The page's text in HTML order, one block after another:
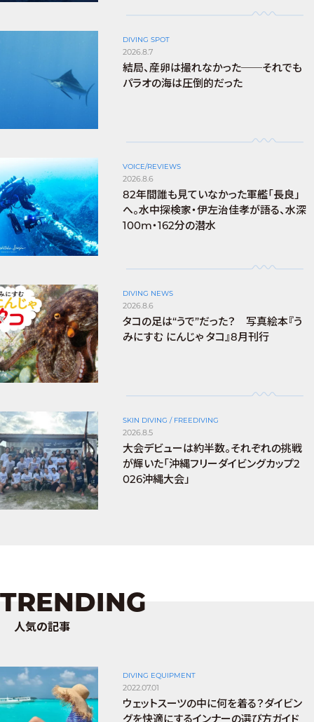
DIVING SPOT
2026.8.7
結局、産卵は撮れなかった──それでも
パラオの海は圧倒的だった
VOICE/REVIEWS
2026.8.6
82年間誰も見ていなかった軍艦「長良」
へ。水中探検家・伊左治佳孝が語る、水深
100m・162分の潜水
DIVING NEWS
2026.8.6
タコの足は“うで”だった？ 写真絵本『う
みにすむ にんじゃ タコ』8月刊行
SKIN DIVING / FREEDIVING
2026.8.5
大会デビューは約半数。それぞれの挑戦
が輝いた「沖縄フリーダイビングカップ2
026沖縄大会」
TRENDING
人気の記事
DIVING EQUIPMENT
2022.07.01
ウェットスーツの中に何を着る？ダイビン
グを快適にするインナーの選び方ガイド